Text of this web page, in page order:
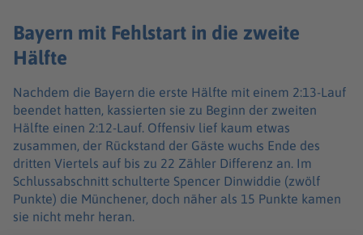
Bayern mit Fehlstart in die zweite
Hälfte
Nachdem die Bayern die erste Hälfte mit einem 2:13-Lauf
beendet hatten, kassierten sie zu Beginn der zweiten
Hälfte einen 2:12-Lauf. Offensiv lief kaum etwas
zusammen, der Rückstand der Gäste wuchs Ende des
dritten Viertels auf bis zu 22 Zähler Differenz an. Im
Schlussabschnitt schulterte Spencer Dinwiddie (zwölf
Punkte) die Münchener, doch näher als 15 Punkte kamen
sie nicht mehr heran.